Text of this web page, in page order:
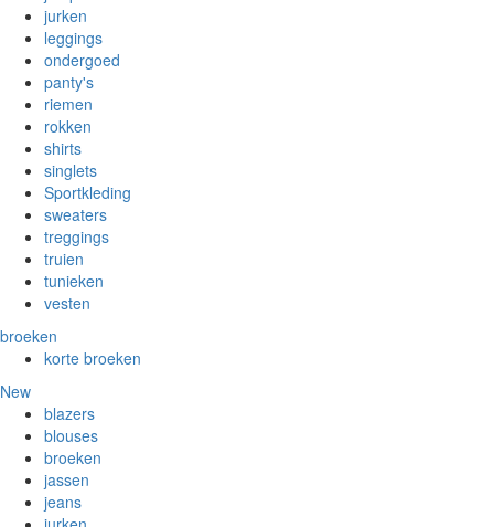
jurken
leggings
ondergoed
panty's
riemen
rokken
shirts
singlets
Sportkleding
sweaters
treggings
truien
tunieken
vesten
broeken
korte broeken
New
blazers
blouses
broeken
jassen
jeans